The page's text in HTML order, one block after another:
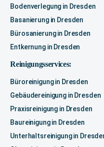
Bodenverlegung in Dresden
Basanierung in Dresden
Bürosanierung in Dresden
Entkernung in Dresden
Reinigungsservices:
Büroreinigung in Dresden
Gebäudereinigung in Dresden
Praxisreinigung in Dresden
Baureinigung in Dresden
Unterhaltsreinigung in